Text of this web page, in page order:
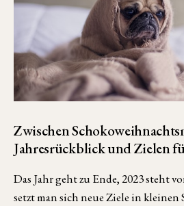
Zwischen
Jahresrückblick und Zielen
Das Jahr geht zu Ende, 2023 steht
setzt man sich neue Ziele in